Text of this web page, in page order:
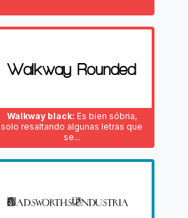
Walkway black: Es bien sóbria,
solo resaltando algunas letras que
se...